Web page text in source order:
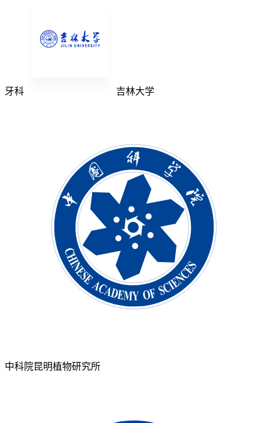
牙科 吉林大学
中科院昆明植物研究所